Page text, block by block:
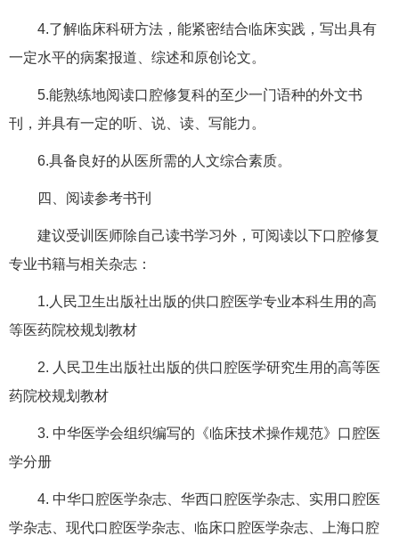
4.了解临床科研方法，能紧密结合临床实践，写出具有
一定水平的病案报道、综述和原创论文。
5.能熟练地阅读口腔修复科的至少一门语种的外文书
刊，并具有一定的听、说、读、写能力。
6.具备良好的从医所需的人文综合素质。
四、阅读参考书刊
建议受训医师除自己读书学习外，可阅读以下口腔修复
专业书籍与相关杂志：
1.人民卫生出版社出版的供口腔医学专业本科生用的高
等医药院校规划教材
2. 人民卫生出版社出版的供口腔医学研究生用的高等医
药院校规划教材
3. 中华医学会组织编写的《临床技术操作规范》口腔医
学分册
4. 中华口腔医学杂志、华西口腔医学杂志、实用口腔医
学杂志、现代口腔医学杂志、临床口腔医学杂志、上海口腔